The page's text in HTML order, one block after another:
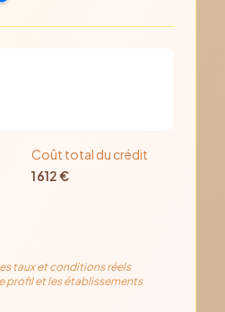
Coût total du crédit
1 612€
taux et conditions réels
profil et les établissements